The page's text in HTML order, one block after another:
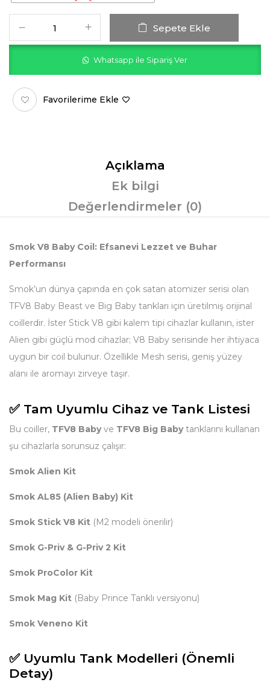
Sepete Ekle
Whatsapp ile Sipariş Ver
Favorilerime Ekle
Açıklama
Ek bilgi
Değerlendirmeler (0)
Smok V8 Baby Coil: Efsanevi Lezzet ve Buhar
Performansı
Smok’un dünya çapında en çok satan atomizer serisi olan
TFV8 Baby Beast ve Big Baby tankları için üretilmiş orijinal
coillerdir. İster Stick V8 gibi kalem tipi cihazlar kullanın, ister
Alien gibi güçlü mod cihazlar; V8 Baby serisinde her ihtiyaca
uygun bir coil bulunur. Özellikle Mesh serisi, geniş yüzey
alanı ile aromayı zirveye taşır.
✅ Tam Uyumlu Cihaz ve Tank Listesi
Bu coiller, TFV8 Babyve TFV8 Big Babytanklarını kullanan
şu cihazlarla sorunsuz çalışır:
Smok Alien Kit
Smok AL85 (Alien Baby) Kit
Smok Stick V8 Kit (M2 modeli önerilir)
Smok G-Priv & G-Priv 2 Kit
Smok ProColor Kit
Smok Mag Kit (Baby Prince Tanklı versiyonu)
Smok Veneno Kit
✅ Uyumlu Tank Modelleri (Önemli
Detay)